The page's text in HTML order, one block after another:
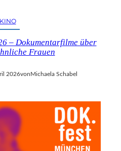
KINO
– Dokumentarfilme über
Frauen
2026vonMichaela Schabel